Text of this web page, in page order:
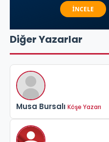
Diğer Yazarlar
Musa Bursalı Köşe Yazarı